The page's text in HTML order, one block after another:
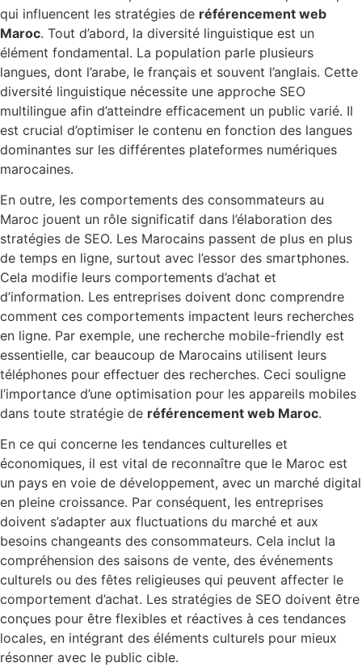
qui influencent les stratégies de référencement web
Maroc. Tout d’abord, la diversité linguistique est un
élément fondamental. La population parle plusieurs
langues, dont l’arabe, le français et souvent l’anglais. Cette
diversité linguistique nécessite une approche SEO
multilingue afin d’atteindre efficacement un public varié. Il
est crucial d’optimiser le contenu en fonction des langues
dominantes sur les différentes plateformes numériques
marocaines.
En outre, les comportements des consommateurs au
Maroc jouent un rôle significatif dans l’élaboration des
stratégies de SEO. Les Marocains passent de plus en plus
de temps en ligne, surtout avec l’essor des smartphones.
Cela modifie leurs comportements d’achat et
d’information. Les entreprises doivent donc comprendre
comment ces comportements impactent leurs recherches
en ligne. Par exemple, une recherche mobile-friendly est
essentielle, car beaucoup de Marocains utilisent leurs
téléphones pour effectuer des recherches. Ceci souligne
l’importance d’une optimisation pour les appareils mobiles
dans toute stratégie de référencement web Maroc.
En ce qui concerne les tendances culturelles et
économiques, il est vital de reconnaître que le Maroc est
un pays en voie de développement, avec un marché digital
en pleine croissance. Par conséquent, les entreprises
doivent s’adapter aux fluctuations du marché et aux
besoins changeants des consommateurs. Cela inclut la
compréhension des saisons de vente, des événements
culturels ou des fêtes religieuses qui peuvent affecter le
comportement d’achat. Les stratégies de SEO doivent être
conçues pour être flexibles et réactives à ces tendances
locales, en intégrant des éléments culturels pour mieux
résonner avec le public cible.